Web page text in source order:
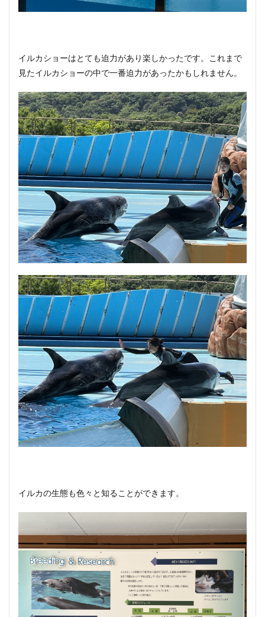
イルカショーはとても迫力があり楽しかったです。これまで
見たイルカショーの中で一番迫力があったかもしれません。
イルカの生態も色々と知ることができます。